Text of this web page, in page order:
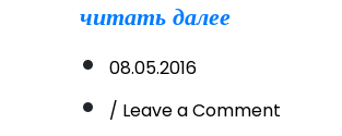
читать далее
08.05.2016
/ Leave a CommentПраздник